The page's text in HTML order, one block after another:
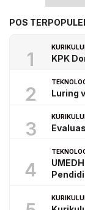
POS
1 KPK
2 Luring
3
4